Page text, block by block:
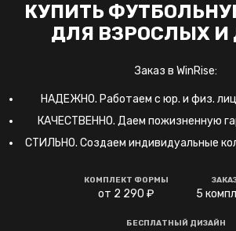
КУПИТЬ
ДЛЯ ВЗРОСЛЫХ И
Заказ в WinRise:
НАДЕЖНО. Работаем с юр. и физ.
КАЧЕСТВЕННО. Даем пожизненную
СТИЛЬНО. Создаем индивидуальные
КОМПЛЕКТ ФОРМЫ
от 2 290 ₽ 5
БЕСПЛАТНЫЙ ДИЗАЙН